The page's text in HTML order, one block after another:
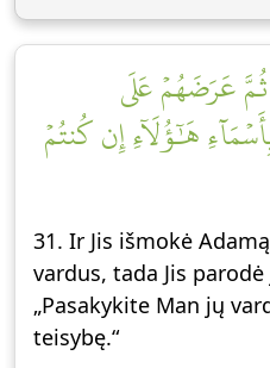
ثُمَّ عَرَضَهُمۡ عَلَى
هَٰٓؤُلَآءِ إِن كُنتُمۡ
31. Ir Jis išmokė
vardus, tada Jis
„Pasakykite Man jų
teisybę.“